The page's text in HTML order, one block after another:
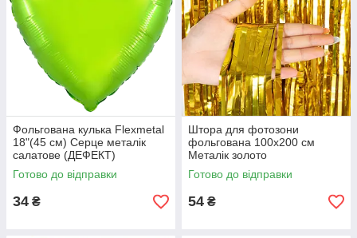
Фольгована кулька Flexmetal
18"(45 см) Серце металік
салатове (ДЕФЕКТ)
Готово до відправки
34 ₴
Штора для фотозони
фольгована 100х200 см
Металік золото
Готово до відправки
54 ₴